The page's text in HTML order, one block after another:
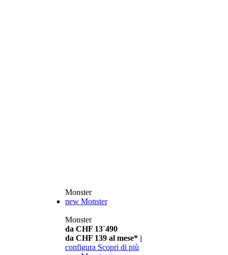
Monster
new Monster
Monster
da CHF 13´490
da CHF 139 al mese* i
configura Scopri di più